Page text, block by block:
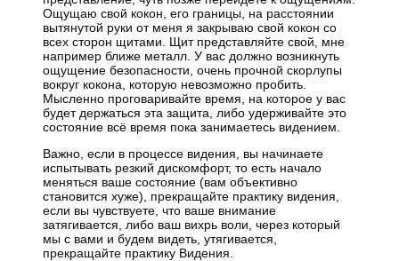
Ощущаю свой кокон, его границы, на расстоянии
вытянутой руки от меня я закрываю свой кокон со
всех сторон щитами. Щит представляйте свой, мне
например ближе металл. У вас должно возникнуть
ощущение безопасности, очень прочной скорлупы
вокруг кокона, которую невозможно пробить.
Мысленно проговаривайте время, на которое у вас
будет держаться эта защита, либо удерживайте это
состояние всё время пока занимаетесь видением.
Важно, если в процессе видения, вы начинаете
испытывать резкий дискомфорт, то есть начало
меняться ваше состояние (вам объективно
становится хуже), прекращайте практику видения,
если вы чувствуете, что ваше внимание
затягивается, либо ваш вихрь воли, через который
мы с вами и будем видеть, утягивается,
прекращайте практику Видения.